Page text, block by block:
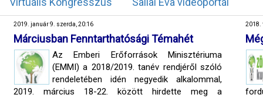
2019. január 9. szerda, 20:16
Márciusban Fenntarthatósági Témahét
Az Emberi Erőforrások Minisztériuma
(EMMI) a 2018/2019. tanév rendjéről szóló
rendeletében idén negyedik alkalommal,
2019. március 18-22. között hirdette meg a
2018.